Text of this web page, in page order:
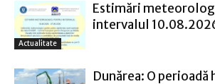
Actualitate
Estimări
intervalul
Dunărea: O